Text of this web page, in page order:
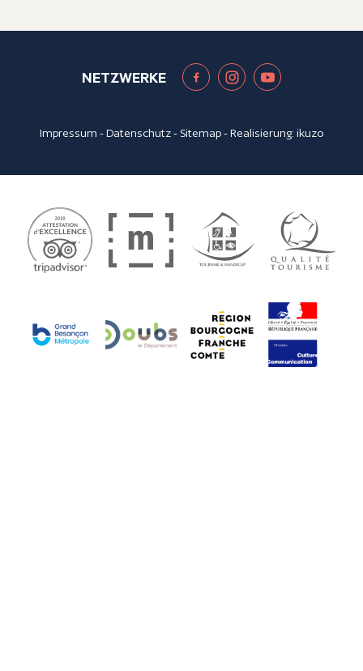
NETZWERKE
Impressum -Datenschutz- Sitemap- Realisierung:ikuzo